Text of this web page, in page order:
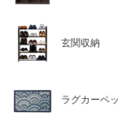
玄関収納
ラグカーペッ